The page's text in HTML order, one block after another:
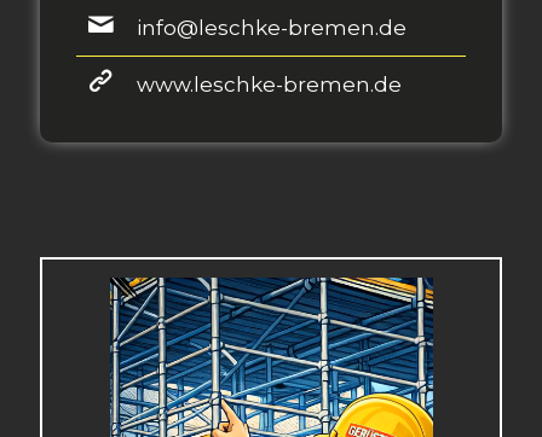
info@leschke-bremen.de
www.leschke-bremen.de